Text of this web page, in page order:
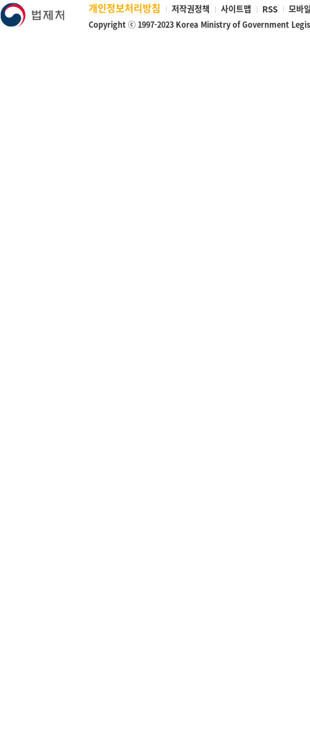
개인정보처리방침 저작권정책 사이트맵 RSS 모바
Copyright ⓒ 1997-2023 Korea Ministry of Government